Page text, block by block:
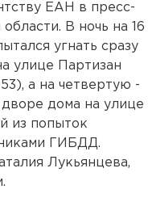
ЕАН в пресс-
В ночь на 16
угнать сразу
улице Партизан
а на четвертую -
дома на улице
из попыток
ГИБДД.
Лукьянцева,